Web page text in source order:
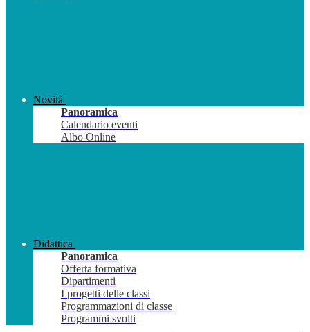
Novità
Panoramica
Calendario eventi
Albo Online
Didattica
Panoramica
Offerta formativa
Dipartimenti
I progetti delle classi
Programmazioni di classe
Programmi svolti